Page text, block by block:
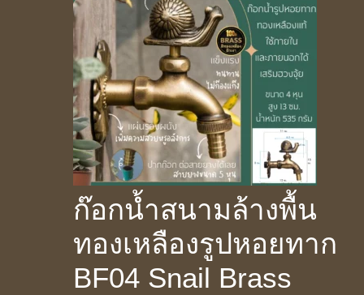
ก๊อกน้ำสนามล้างพื้น
ทองเหลืองรูปหอยทาก
BF04 Snail Brass